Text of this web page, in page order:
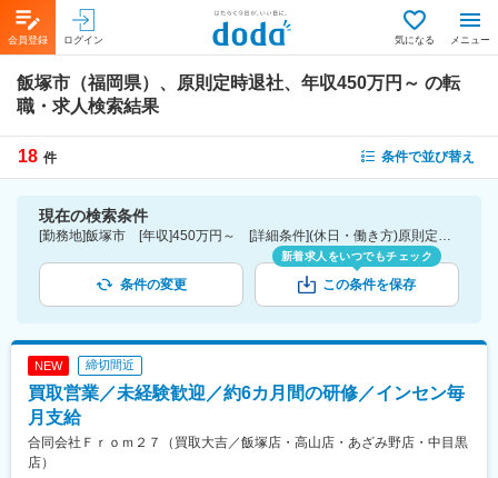
会員登録 ログイン 気になる メニュー
飯塚市（福岡県）、原則定時退社、年収450万円～ の転
職・求人検索結果
18 件 条件で並び替え
現在の検索条件
[勤務地]飯塚市 [年収]450万円～ [詳細条件](休日・働き方)原則定時退社
条件の変更
新着求人をいつでもチェック
この条件を保存
NEW 締切間近
買取営業／未経験歓迎／約6カ月間の研修／インセン毎
月支給
合同会社Ｆｒｏｍ２７（買取大吉／飯塚店・高山店・あざみ野店・中目黒
店）